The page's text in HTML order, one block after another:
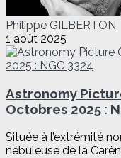
Philippe GILBERTON
1 août 2025
Astronomy
Octobres 2025 :
Située à l’extrémité
nébuleuse de la